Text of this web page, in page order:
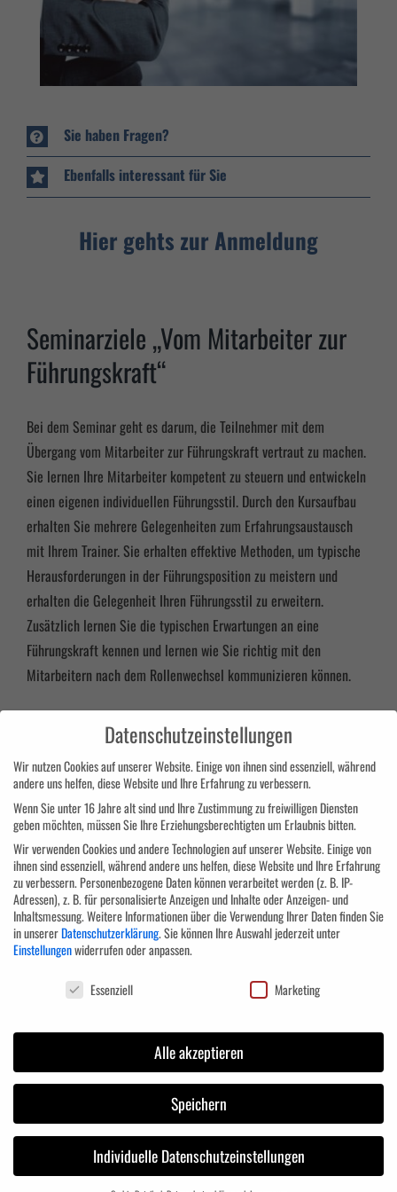
Sie haben Fragen?
Ebenfalls interessant für Sie
Hier gehts zur Anmeldung
Seminarziele „Vom Mitarbeiter zur
Führungskraft“
Bei dem Seminar geht es darum, die Teilnehmer mit dem
Übergang vom Mitarbeiter zur Führungskraft vertraut zu machen.
Sie lernen Ihre Mitarbeiter kompetent zu steuern und entwickeln
einen eigenen individuellen Führungsstil. Durch den Kursaufbau
erhalten Sie mehrere Gelegenheiten zum Erfahrungsaustausch
mit Ihrem Trainer. Sie erhalten effektive Methoden, um typische
Herausforderungen in der Führungsposition zu meistern und
erhalten die Gelegenheit Ihren Führungsstil zu erweitern.
Zusätzlich lernen Sie die typischen Erwartungen an eine
Führungskraft kennen und lernen wie Sie richtig mit den
Mitarbeitern nach dem Rollenwechsel kommunizieren können.
Seminarinhalte „Vom Mitarbeiter zur
Führungskraft“
Aufgaben und Ziele der neuen Führungsrolle
Selbstfindung und Persönlichkeitstraining
Die neue Rolle als Vorgesetzter
Wie wachse ich in diese Rolle hinein?
Konfliktbewältigung/management
Kommunikationsaufgaben einer Führungskraft
Wichtige Führungsstile
Mitarbeiter richtig beurteilen
Wie motiviere ich meine Mitarbeiter zu Höchstleistungen?
Wie verhalte ich mich, wenn ein Mitarbeiter meine
Führungsrolle in Frage stellt?
Persönliche und unternehmerische Ziele in Einklang
bringen
Datenschutzeinstellungen
Wir nutzen Cookies auf unserer Website. Einige von ihnen sind essenziell, während
andere uns helfen, diese Website und Ihre Erfahrung zu verbessern.
Wenn Sie unter 16 Jahre alt sind und Ihre Zustimmung zu freiwilligen Diensten
geben möchten, müssen Sie Ihre Erziehungsberechtigten um Erlaubnis bitten.
Wir verwenden Cookies und andere Technologien auf unserer Website. Einige von
ihnen sind essenziell, während andere uns helfen, diese Website und Ihre Erfahrung
zu verbessern. Personenbezogene Daten können verarbeitet werden (z. B. IP-
Adressen), z. B. für personalisierte Anzeigen und Inhalte oder Anzeigen- und
Inhaltsmessung.Weitere Informationen über die Verwendung Ihrer Daten finden Sie
in unsererDatenschutzerklärung.Sie können Ihre Auswahl jederzeit unter
Einstellungenwiderrufen oder anpassen.
Datenschutzeinstellungen
Essenziell Marketing
Alle akzeptieren
Speichern
Individuelle Datenschutzeinstellungen